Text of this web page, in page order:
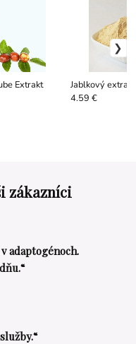
Extrakt
Jablkový extrakt
4.59 €
zákazníci
adaptogénoch.